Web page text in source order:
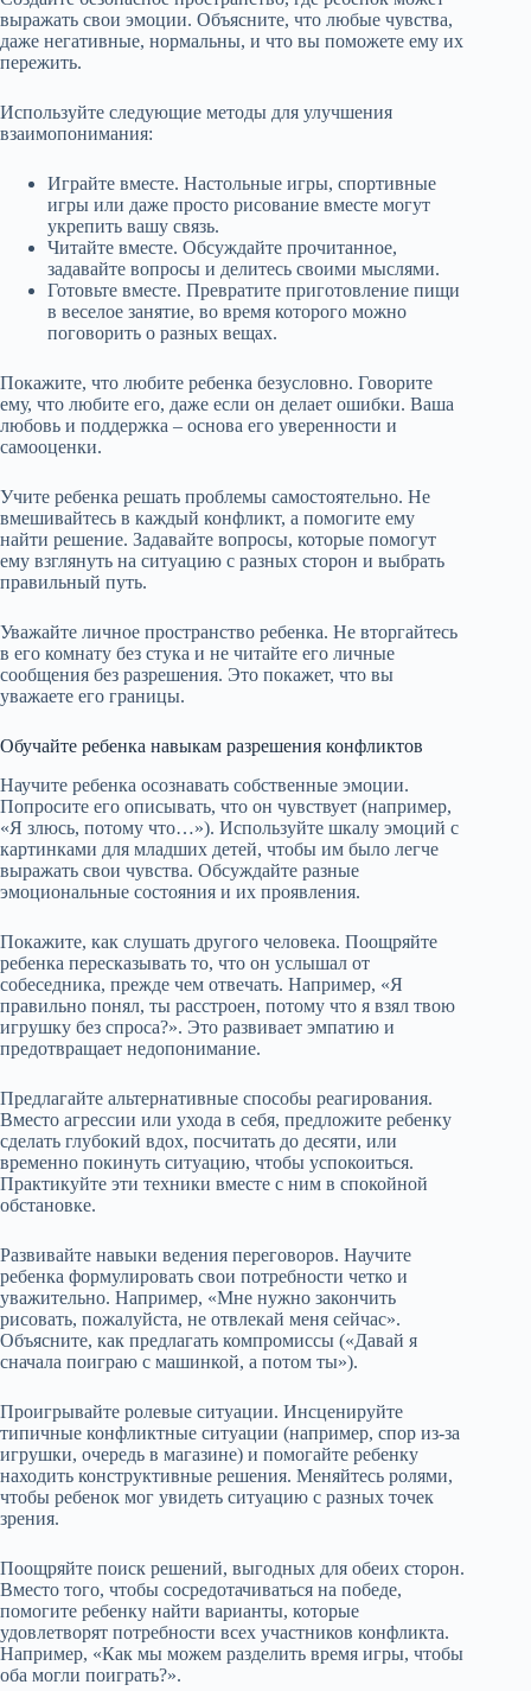
выражать свои эмоции. Объясните, что любые чувства,
даже негативные, нормальны, и что вы поможете ему их
пережить.
Используйте следующие методы для улучшения
взаимопонимания:
Играйте вместе. Настольные игры, спортивные
игры или даже просто рисование вместе могут
укрепить вашу связь.
Читайте вместе. Обсуждайте прочитанное,
задавайте вопросы и делитесь своими мыслями.
Готовьте вместе. Превратите приготовление пищи
в веселое занятие, во время которого можно
поговорить о разных вещах.
Покажите, что любите ребенка безусловно. Говорите
ему, что любите его, даже если он делает ошибки. Ваша
любовь и поддержка – основа его уверенности и
самооценки.
Учите ребенка решать проблемы самостоятельно. Не
вмешивайтесь в каждый конфликт, а помогите ему
найти решение. Задавайте вопросы, которые помогут
ему взглянуть на ситуацию с разных сторон и выбрать
правильный путь.
Уважайте личное пространство ребенка. Не вторгайтесь
в его комнату без стука и не читайте его личные
сообщения без разрешения. Это покажет, что вы
уважаете его границы.
Обучайте ребенка навыкам разрешения конфликтов
Научите ребенка осознавать собственные эмоции.
Попросите его описывать, что он чувствует (например,
«Я злюсь, потому что…»). Используйте шкалу эмоций с
картинками для младших детей, чтобы им было легче
выражать свои чувства. Обсуждайте разные
эмоциональные состояния и их проявления.
Покажите, как слушать другого человека. Поощряйте
ребенка пересказывать то, что он услышал от
собеседника, прежде чем отвечать. Например, «Я
правильно понял, ты расстроен, потому что я взял твою
игрушку без спроса?». Это развивает эмпатию и
предотвращает недопонимание.
Предлагайте альтернативные способы реагирования.
Вместо агрессии или ухода в себя, предложите ребенку
сделать глубокий вдох, посчитать до десяти, или
временно покинуть ситуацию, чтобы успокоиться.
Практикуйте эти техники вместе с ним в спокойной
обстановке.
Развивайте навыки ведения переговоров. Научите
ребенка формулировать свои потребности четко и
уважительно. Например, «Мне нужно закончить
рисовать, пожалуйста, не отвлекай меня сейчас».
Объясните, как предлагать компромиссы («Давай я
сначала поиграю с машинкой, а потом ты»).
Проигрывайте ролевые ситуации. Инсценируйте
типичные конфликтные ситуации (например, спор из-за
игрушки, очередь в магазине) и помогайте ребенку
находить конструктивные решения. Меняйтесь ролями,
чтобы ребенок мог увидеть ситуацию с разных точек
зрения.
Поощряйте поиск решений, выгодных для обеих сторон.
Вместо того, чтобы сосредотачиваться на победе,
помогите ребенку найти варианты, которые
удовлетворят потребности всех участников конфликта.
Например, «Как мы можем разделить время игры, чтобы
оба могли поиграть?».